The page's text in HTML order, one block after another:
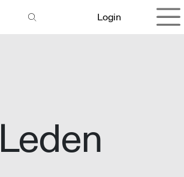
Login
Leden